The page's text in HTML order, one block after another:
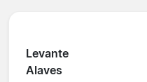
Levante
Alaves